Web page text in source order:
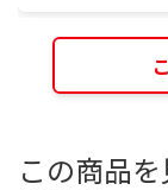
この商品